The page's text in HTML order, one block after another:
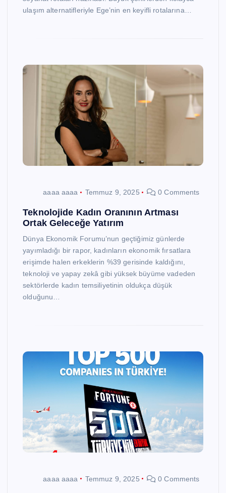
ulaşım alternatifleriyle Ege’nin en keyifli rotalarına…
aaaa aaaa Temmuz 9, 2025 0 Comments
Teknolojide Kadın Oranının Artması
Ortak Geleceğe Yatırım
Dünya Ekonomik Forumu’nun geçtiğimiz günlerde
yayımladığı bir rapor, kadınların ekonomik fırsatlara
erişimde halen erkeklerin %39 gerisinde kaldığını,
teknoloji ve yapay zekâ gibi yüksek büyüme vadeden
sektörlerde kadın temsiliyetinin oldukça düşük
olduğunu…
aaaa aaaa Temmuz 9, 2025 0 Comments